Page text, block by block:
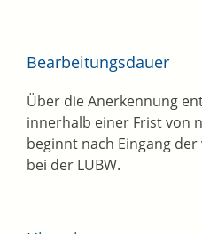
Bearbeitungsdauer
Über die Anerkennung
innerhalb einer Frist von
beginnt nach Eingang
bei der LUBW.